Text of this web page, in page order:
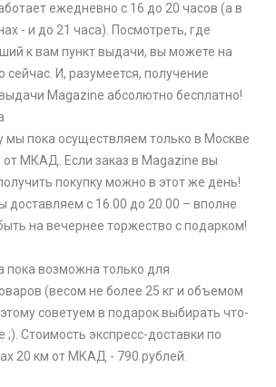
ежедневно с 16 до 20 часов (а в
- и до 21 часа). Посмотреть, где
к вам пункт выдачи, вы можете на
И, разумеется, получение
Magazine абсолютно бесплатно!
мы пока осуществляем только в Москве
от МКАД. Если заказ в Magazine вы
покупку можно в этот же день!
доставляем с 16.00 до 20.00 – вполне
на вечернее торжество с подарком!
пока возможна только для
(весом не более 25 кг и объемом
советуем в подарок выбирать что-
;). Стоимость экспресс-доставки по
20 км от МКАД - 790 рублей.